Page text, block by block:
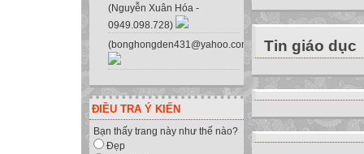
(Nguyễn Xuân Hóa -
0949.098.728)
(bonghongden431@yahoo.com.vn)
ĐIỀU TRA Ý KIẾN
Bạn thấy trang này như thế nào?
Đẹp
Tin giáo dục